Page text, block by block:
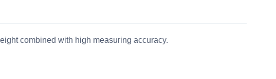
combined with high measuring accuracy.